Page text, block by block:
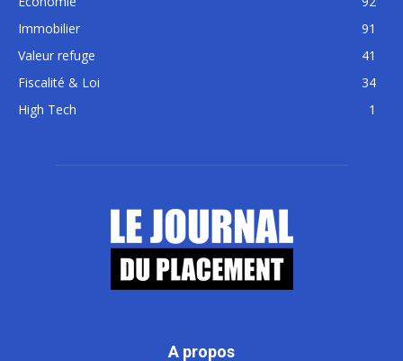
Immobilier
91
Valeur refuge
41
Fiscalité & Loi
34
High Tech
1
A propos